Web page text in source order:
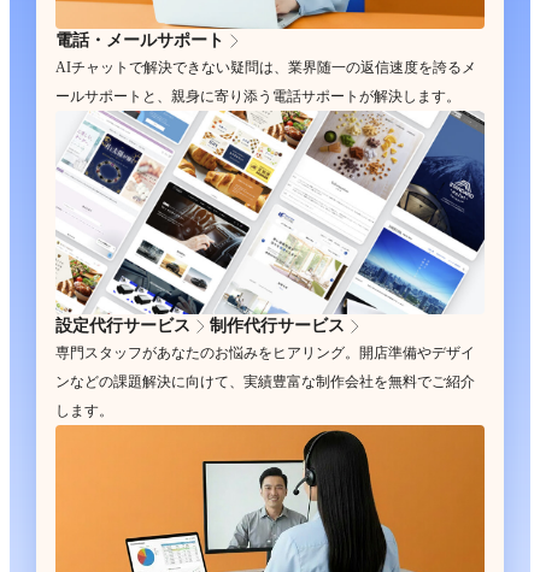
電話・メールサポート
AIチャットで解決できない疑問は、業界随一の返信速度を誇るメ
ールサポートと、親身に寄り添う電話サポートが解決します。
設定代行サービス 制作代行サービス
専門スタッフがあなたのお悩みをヒアリング。開店準備やデザイ
ンなどの課題解決に向けて、実績豊富な制作会社を無料でご紹介
します。